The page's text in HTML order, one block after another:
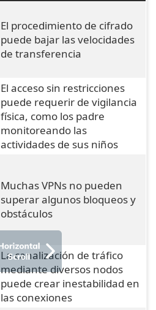
El procedimiento de cifrado
puede bajar las velocidades
de transferencia
El acceso sin restricciones
puede requerir de vigilancia
física, como los padre
monitoreando las
actividades de sus niños
Muchas VPNs no pueden
superar algunos bloqueos y
obstáculos
La canalización de tráfico
mediante diversos nodos
puede crear inestabilidad en
las conexiones